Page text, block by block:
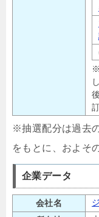
※抽選配分は過去
をもとに、およそ
企業データ
会社名